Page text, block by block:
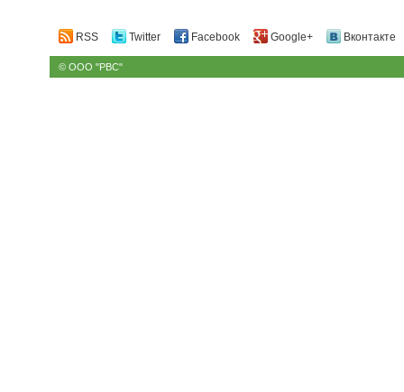
RSS Twitter Facebook Google+ Вконтакте
© ООО "РВС"